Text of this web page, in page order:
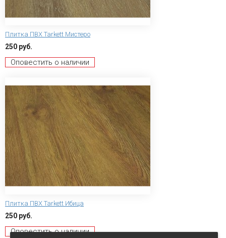
Плитка ПВХ Tarkett Мистеро
250 руб.
Оповестить о наличии
Плитка ПВХ Tarkett Ибица
250 руб.
Оповестить о наличии